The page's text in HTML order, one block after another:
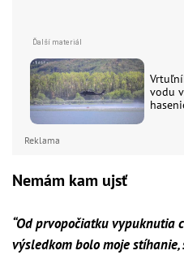
vodu
Reklama
Nemám kam ujsť
“Od prvopočiatku vypuknutia
výsledkom bolo moje